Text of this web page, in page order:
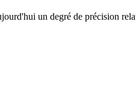
un degré de précision